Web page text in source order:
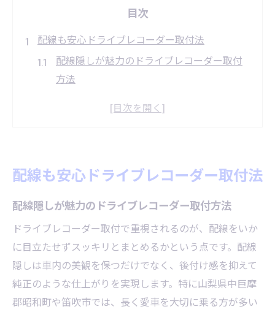
目次
配線も安心ドライブレコーダー取付法
配線隠しが魅力のドライブレコーダー取付
方法
ドライブレコーダー取付時に役立つ配線の
配線の見栄えを重視した取付アイデア
スムーズ依頼へ導くドライブレコーダー取付
依頼時の確認事項とドライブレコーダー取
付の流れ
スムーズな取付依頼に必要な準備ポイント
見積もり時に押さえたい取付の注意点
トラブル回避のための取付依頼のコツ
配線も安心ドライブレコーダー取付法
配線隠しが魅力のドライブレコーダー取付方法
ドライブレコーダー取付で重視されるのが、配線をいか
に目立たせずスッキリとまとめるかという点です。配線
隠しは車内の美観を保つだけでなく、後付け感を抑えて
純正のような仕上がりを実現します。特に山梨県中巨摩
郡昭和町や笛吹市では、長く愛車を大切に乗る方が多い